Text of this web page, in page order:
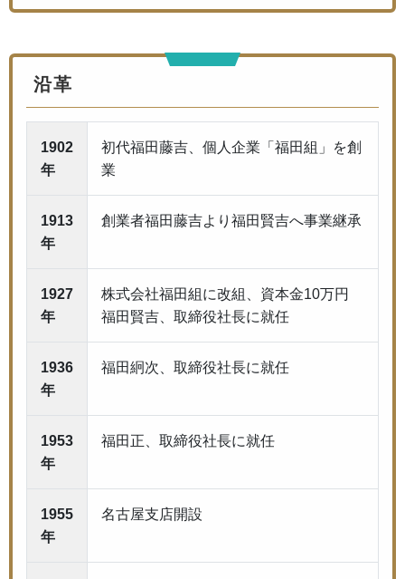
沿革
1902
年
初代福田藤吉、個人企業「福田組」を創
業
1913
年
創業者福田藤吉より福田賢吉へ事業継承
1927
年
株式会社福田組に改組、資本金10万円
福田賢吉、取締役社長に就任
1936
年
福田絅次、取締役社長に就任
1953
年
福田正、取締役社長に就任
1955
年
名古屋支店開設